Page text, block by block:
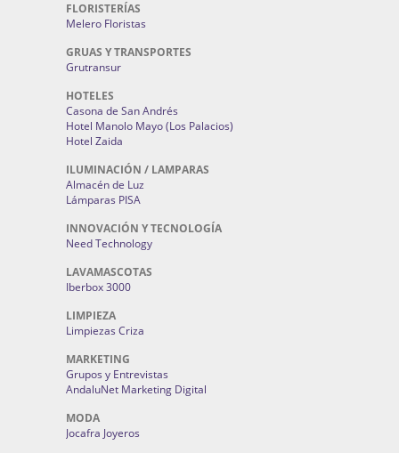
FLORISTERÍAS
Melero Floristas
GRUAS Y TRANSPORTES
Grutransur
HOTELES
Casona de San Andrés
Hotel Manolo Mayo (Los Palacios)
Hotel Zaida
ILUMINACIÓN / LAMPARAS
Almacén de Luz
Lámparas PISA
INNOVACIÓN Y TECNOLOGÍA
Need Technology
LAVAMASCOTAS
Iberbox 3000
LIMPIEZA
Limpiezas Criza
MARKETING
Grupos y Entrevistas
AndaluNet Marketing Digital
MODA
Jocafra Joyeros